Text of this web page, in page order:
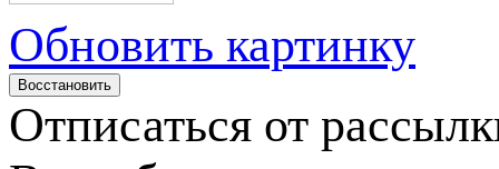
Обновить картинку
Отписаться от